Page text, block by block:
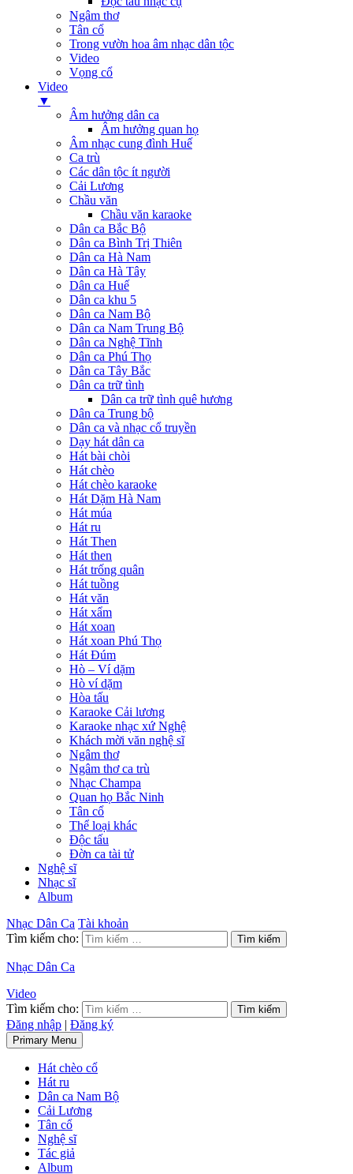
Ngâm thơ
Tân cổ
Trong vườn hoa âm nhạc dân tộc
Video
Vọng cổ
Video
▼
Âm hưởng dân ca
Âm hưởng quan họ
Âm nhạc cung đình Huế
Ca trù
Các dân tộc ít người
Cải Lương
Chầu văn
Chầu văn karaoke
Dân ca Bắc Bộ
Dân ca Bình Trị Thiên
Dân ca Hà Nam
Dân ca Hà Tây
Dân ca Huế
Dân ca khu 5
Dân ca Nam Bộ
Dân ca Nam Trung Bộ
Dân ca Nghệ Tĩnh
Dân ca Phú Thọ
Dân ca Tây Bắc
Dân ca trữ tình
Dân ca trữ tình quê hương
Dân ca Trung bộ
Dân ca và nhạc cổ truyền
Dạy hát dân ca
Hát bài chòi
Hát chèo
Hát chèo karaoke
Hát Dặm Hà Nam
Hát múa
Hát ru
Hát Then
Hát then
Hát trống quân
Hát tuồng
Hát văn
Hát xẩm
Hát xoan
Hát xoan Phú Thọ
Hát Đúm
Hò – Ví dặm
Hò ví dặm
Hòa tấu
Karaoke Cải lương
Karaoke nhạc xứ Nghệ
Khách mời văn nghệ sĩ
Ngâm thơ
Ngâm thơ ca trù
Nhạc Champa
Quan họ Bắc Ninh
Tân cổ
Thể loại khác
Độc tấu
Đờn ca tài tử
Nghệ sĩ
Nhạc sĩ
Album
Nhạc Dân Ca Tài khoản
Tìm kiếm cho:
Nhạc Dân Ca
Video
Tìm kiếm cho:
Đăng nhập | Đăng ký
Primary Menu
Hát chèo cổ
Hát ru
Dân ca Nam Bộ
Cải Lương
Tân cổ
Nghệ sĩ
Tác giả
Album